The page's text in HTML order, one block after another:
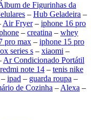
de Figurinhas da
– Hub Geladeira –
Air Fryer– iphone 16 pro
– creatina – whey
pro max – iphone 15 pro
series s – xiaomi –
Ar Condicionado Portátil
redmi note 14 – tenis nike
ipad – guarda roupa –
de Cozinha – Alexa –